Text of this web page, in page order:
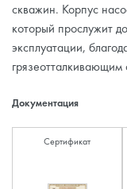
скважин. Корпус
который прослужит
эксплуатации,
грязеотталкивающим
Документация
Сертификат